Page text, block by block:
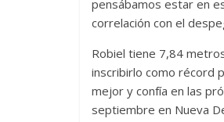
pensábamos estar en
correlación con el
Robiel tiene 7,84
inscribirlo como récord
mejor y confía en las
septiembre en Nueva